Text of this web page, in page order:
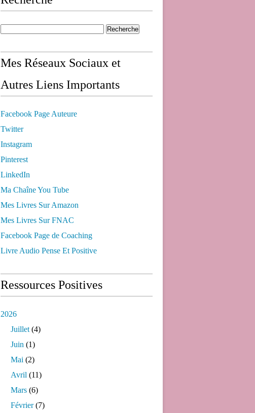
Mes Réseaux Sociaux et
Autres Liens Importants
Facebook Page Auteure
Twitter
Instagram
Pinterest
LinkedIn
Ma Chaîne You Tube
Mes Livres Sur Amazon
Mes Livres Sur FNAC
Facebook Page de Coaching
Livre Audio Pense Et Positive
Ressources Positives
2026
Juillet (4)
Juin (1)
Mai (2)
Avril (11)
Mars (6)
Février(7)